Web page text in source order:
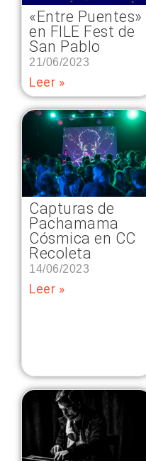
«Entre Puentes»
en FILE Fest de
San Pablo
21/06/2023
Leer »
Capturas de
Pachamama
Cósmica en CC
Recoleta
14/06/2023
Leer »